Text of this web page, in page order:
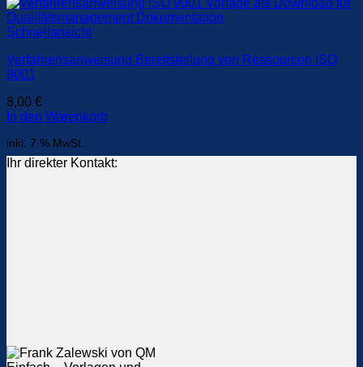
Schnellansicht
Verfahrensanweisung Bereitstellung von Ressourcen ISO
9001
8,00 €
In den Warenkorb
inkl. 7 % MwSt.
Ihr direkter Kontakt: